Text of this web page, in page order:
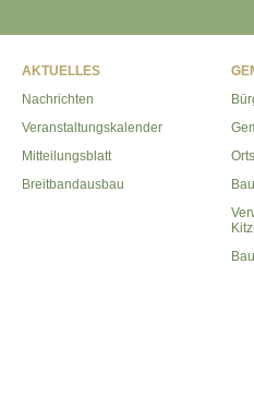
AKTUELLES
Nachrichten
Veranstaltungskalender
Mitteilungsblatt
Breitbandausbau